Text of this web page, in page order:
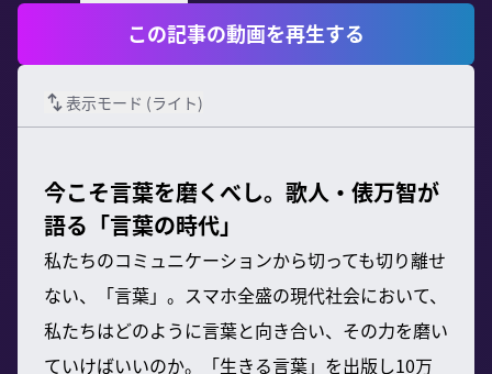
この記事の動画を再生する
表示モード (ライト)
今こそ言葉を磨くべし。歌人・俵万智が
語る「言葉の時代」
私たちのコミュニケーションから切っても切り離せ
ない、「言葉」。スマホ全盛の現代社会において、
私たちはどのように言葉と向き合い、その力を磨い
ていけばいいのか。「生きる言葉」を出版し10万